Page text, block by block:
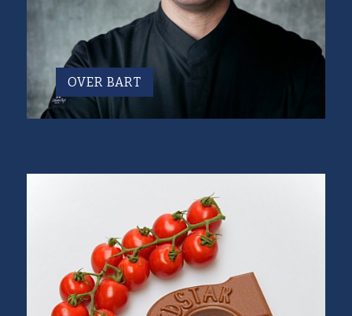
OVER BART